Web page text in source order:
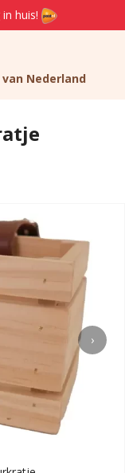
huis!
Nederland
›